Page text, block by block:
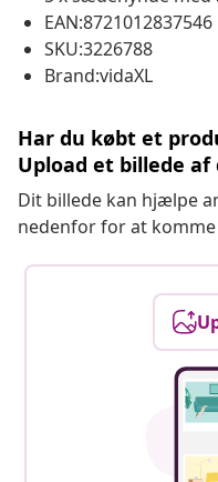
EAN:8721012837546
SKU:3226788
Brand:vidaXL
Har du købt et
Upload et billede af
Dit billede kan hjælpe
nedenfor for at komme